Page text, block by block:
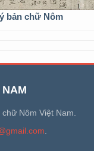
bản chữ Nôm
Nôm Việt Nam.